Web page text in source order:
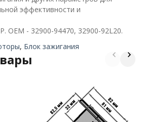
эффективности и
OEM - 32900-94470, 32900-92L20.
, Блок зажигания